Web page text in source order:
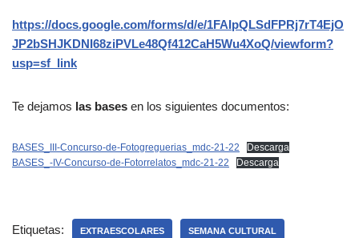
https://docs.google.com/forms/d/e/1FAIpQLSdFPRj7rT4EjO
JP2bSHJKDNI68ziPVLe48Qf412CaH5Wu4XoQ/viewform?
usp=sf_link
Te dejamos las bases en los siguientes documentos:
BASES_III-Concurso-de-Fotogreguerias_mdc-21-22
Descarga
BASES_-IV-Concurso-de-Fotorrelatos_mdc-21-22
Descarga
Etiquetas: EXTRAESCOLARES SEMANA CULTURAL